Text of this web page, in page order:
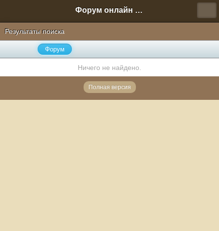
Форум онлайн игры "Новая Эра" (Нюра Биз)
Результаты поиска
Форум
Ничего не найдено.
Полная версия